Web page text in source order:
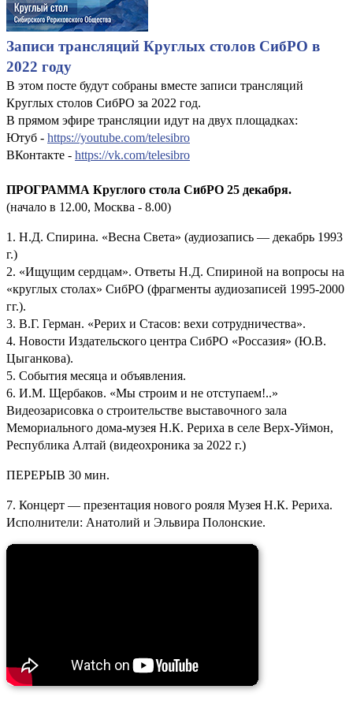
Записи трансляций Круглых столов СибРО в
2022 году
В этом посте будут собраны вместе записи трансляций
Круглых столов СибРО за 2022 год.
В прямом эфире трансляции идут на двух площадках:
Ютуб - https://youtube.com/telesibro
ВКонтакте - https://vk.com/telesibro
ПРОГРАММА Круглого стола СибРО 25 декабря.
(начало в 12.00, Москва - 8.00)
1. Н.Д. Спирина. «Весна Света» (аудиозапись — декабрь 1993
г.)
2. «Ищущим сердцам». Ответы Н.Д. Спириной на вопросы на
«круглых столах» СибРО (фрагменты аудиозаписей 1995-2000
гг.).
3. В.Г. Герман. «Рерих и Стасов: вехи сотрудничества».
4. Новости Издательского центра СибРО «Россазия» (Ю.В.
Цыганкова).
5. События месяца и объявления.
6. И.М. Щербаков. «Мы строим и не отступаем!..»
Видеозарисовка о строительстве выставочного зала
Мемориального дома-музея Н.К. Рериха в селе Верх-Уймон,
Республика Алтай (видеохроника за 2022 г.)
ПЕРЕРЫВ 30 мин.
7. Концерт — презентация нового рояля Музея Н.К. Рериха.
Исполнители: Анатолий и Эльвира Полонские.